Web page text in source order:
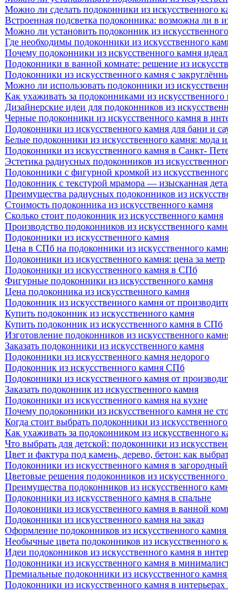
Можно ли сделать подоконники из искусственного
Встроенная подсветка подоконника: возможна ли в
Можно ли установить подоконник из
Где необходимы подоконники из искусственного
Почему подоконники из искусственного камня
Подоконники в ванной комнате: решение из
Подоконники из искусственного камня с
Можно ли использовать подоконники из
Как ухаживать за подоконниками из
Дизайнерские идеи для подоконников из
Черные подоконники из искусственного камня в
Подоконники из искусственного камня для бани и
Белые подоконники из искусственного камня: мода
Подоконники из искусственного камня в Санкт-
Эстетика радиусных подоконников из
Подоконники с фигурной кромкой из
Подоконник с текстурой мрамора — изысканная
Преимущества радиусных подоконников из
Стоимость подоконника из искусственного камня
Сколько стоит подоконник из искусственного камня
Производство подоконников из искусственного
Подоконники из искусственного камня
Цена в СПб на подоконники из искусственного
Подоконники из искусственного камня: цена за метр
Подоконники из искусственного камня в СПб
Фигурные подоконники из искусственного камня
Цена подоконника из искусственного камня
Подоконник из искусственного камня от
Купить подоконник из искусственного камня
Купить подоконник из искусственного камня в СПб
Изготовление подоконников из искусственного
Заказать подоконники из искусственного камня
Подоконники из искусственного камня недорого
Подоконник из искусственного камня СПб
Подоконники из искусственного камня от
Заказать подоконник из искусственного камня
Подоконники из искусственного камня на кухне
Почему подоконники из искусственного камня не
Когда стоит выбрать подоконники из
Как ухаживать за подоконником из искусственного
Что выбрать для детской: подоконники из
Цвет и фактура под камень, дерево, бетон: как
Подоконники из искусственного камня в
Цветовые решения подоконников из искусственного
Преимущества подоконников из искусственного
Подоконники из искусственного камня в спальне
Подоконники из искусственного камня в ванной
Подоконники из искусственного камня на заказ
Оформление подоконников из искусственного камня
Необычные цвета подоконников из искусственного
Идеи подоконников из искусственного камня в
Подоконники из искусственного камня в
Премиальные подоконники из искусственного
Подоконники из искусственного камня в интерьерах